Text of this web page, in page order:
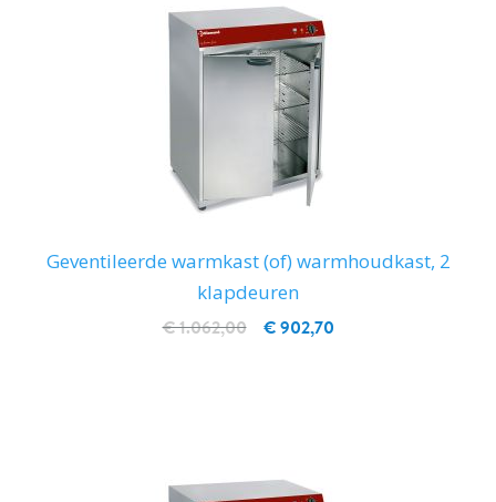
Geventileerde warmkast (of) warmhoudkast, 2
klapdeuren
€ 902,70
€ 1.062,00